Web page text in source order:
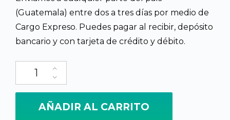
(Guatemala) entre dos a tres días por medio de
Cargo Expreso. Puedes pagar al recibir, depósito
bancario y con tarjeta de crédito y débito.
AÑADIR AL CARRITO